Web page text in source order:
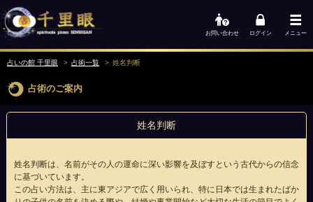
お問い合わせ ログイン メニュー
占いの館 千里眼 占術一覧 姓名判断
占術のご案内
姓名判断
姓名判断は、名前がその人の運命に深い影響を及ぼすという古代からの信念
に基づいています。
この占い方法は、主に東アジアで広く用いられ、特に日本では生まれたばか